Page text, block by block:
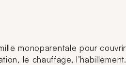
monoparentale pour
le chauffage,